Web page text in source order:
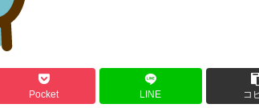
Pocket LINE コ